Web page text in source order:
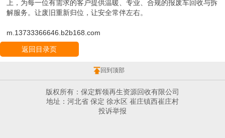
m.13733366646.b2b168.com
返回目录页
版权所有：保定辉领再生资源回收有限公司
投诉举报